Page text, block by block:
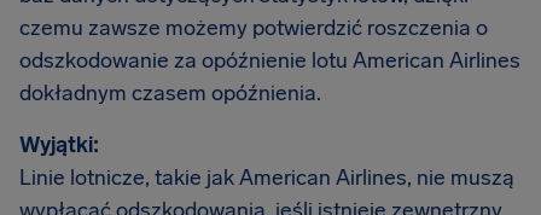
czemu zawsze możemy potwierdzić roszczenia o
odszkodowanie za opóźnienie lotu American Airlines
dokładnym czasem opóźnienia.
Wyjątki:
Linie lotnicze, takie jak American Airlines, nie muszą